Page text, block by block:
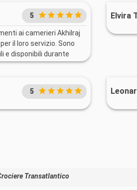
5
ai camerieri Akhilraj
il loro servizio. Sono
e disponibili durante
lavorato con
a rendere la cena
Elvira
5
Transatlantico